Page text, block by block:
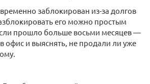
заблокирован из-за долгов
его можно простым
прошло больше восьми месяцев —
офис и выяснять, не продали ли уже